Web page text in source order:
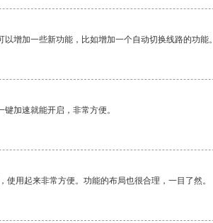
增加一些新功能，比如增加一个自动切换线路的功能。
加速就能开启，非常方便。
使用起来非常方便。功能的布局也很合理，一目了然。